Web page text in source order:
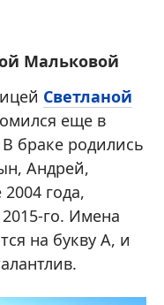
Мальковой
Светланой
еще в
браке родились
Андрей,
года,
го. Имена
на букву А, и